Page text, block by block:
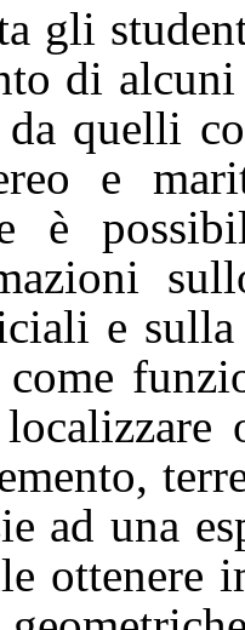
gli
di
quelli
e
è
e
ad una
ottenere